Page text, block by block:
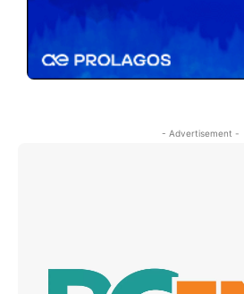
- Advertisement -